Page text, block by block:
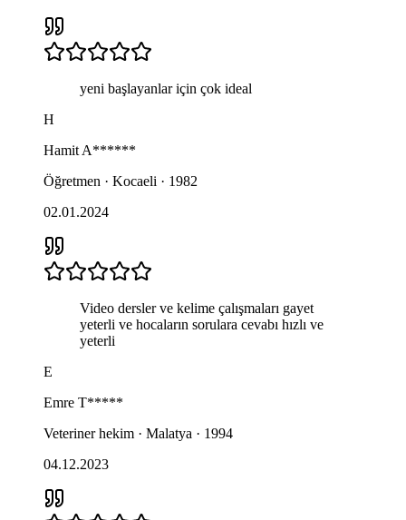
yeni başlayanlar için çok ideal
H
Hamit A******
Öğretmen · Kocaeli · 1982
02.01.2024
Video dersler ve kelime çalışmaları gayet
yeterli ve hocaların sorulara cevabı hızlı ve
yeterli
E
Emre T*****
Veteriner hekim · Malatya · 1994
04.12.2023